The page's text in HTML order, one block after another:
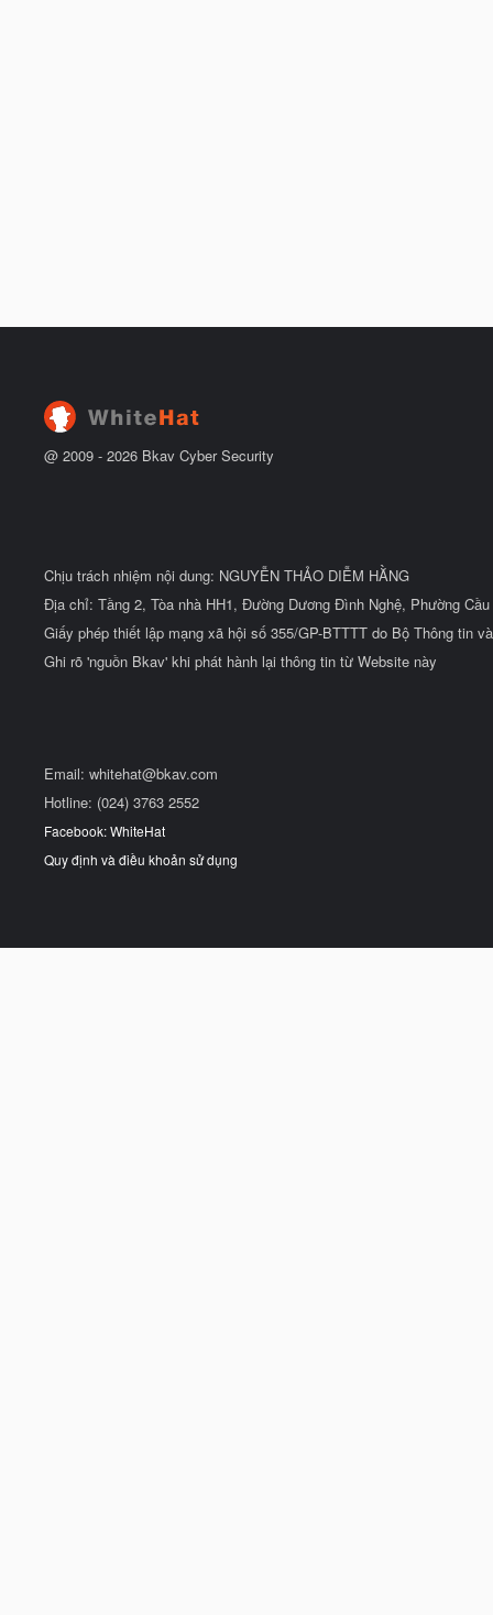
@ 2009 - 2026 Bkav Cyber Security
Chịu trách nhiệm nội dung: NGUYỄN THẢO DIỄM HẰNG
Địa chỉ: Tầng 2, Tòa nhà HH1, Đường Dương Đình Nghệ, Phường
Giấy phép thiết lập mạng xã hội số 355/GP-BTTTT do Bộ Thông tin
Ghi rõ 'nguồn Bkav' khi phát hành lại thông tin từ Website này
Email: whitehat@bkav.com
Hotline: (024) 3763 2552
Facebook: WhiteHat
Quy định và điều khoản sử dụng